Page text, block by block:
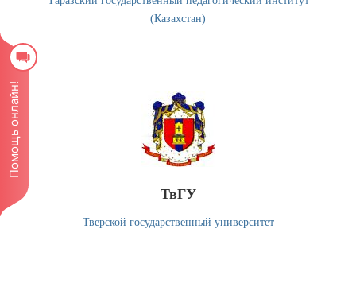
Помощь онлайн!
(Казахстан)
ТвГУ
Тверской государственный университет